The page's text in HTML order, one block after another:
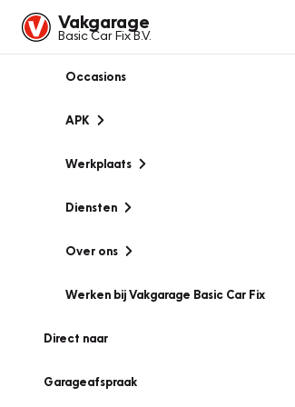
Vakgarage
Basic Car Fix B.V.
Occasions
APK
Werkplaats
Diensten
Over ons
Werken bij Vakgarage Basic Car Fix
Direct naar
Garageafspraak